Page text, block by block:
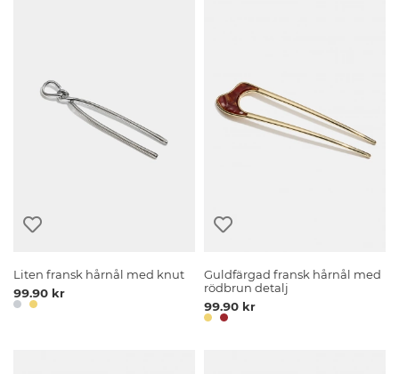
Liten fransk hårnål med knut
99.90 kr
Guldfärgad fransk hårnål med
rödbrun detalj
99.90 kr